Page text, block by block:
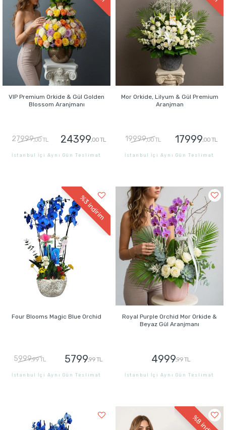
VIP Premium Orkide & Gül Golden
Blossom Aranjmanı
27999,00 TL 24399,00 TL
İstanbul İçi Aynı Gün Teslimat
Mor Orkide, Lilyum & Gül Premium
Aranjman
19999,00 TL 17999,00 TL
İstanbul İçi Aynı Gün Teslimat
%3
indirim
Four Blooms Magic Blue Orchid
5999,99 TL 5799,99 TL
İstanbul İçi Aynı Gün Teslimat
Royal Purple Orchid Mor Orkide &
Beyaz Gül Aranjmanı
4999,99 TL
İstanbul İçi Aynı Gün Teslimat
%8